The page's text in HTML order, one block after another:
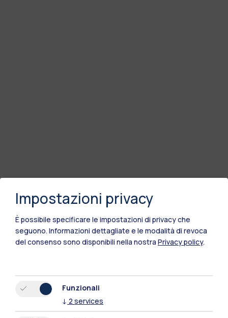
Impostazioni privacy
È possibile specificare le impostazioni di privacy che
seguono. Informazioni dettagliate e le modalità di revoca
del consenso sono disponibili nella nostra Privacy policy.
Funzionali
↓ 2 services